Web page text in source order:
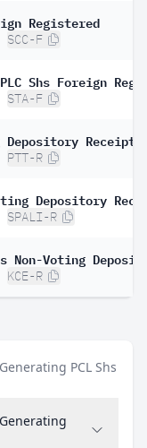
Registered
SCC-F
STA-F
Receipt
PTT-R
Depository
SPALI-R
KCE-R
PCL Shs